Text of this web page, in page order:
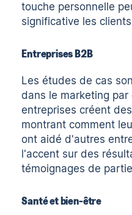
touche personnelle
significative les
Entreprises B2B
Les études de cas
dans le marketing par
entreprises créent
montrant comment
ont aidé d'autres
l'accent sur des
témoignages de
Santé et bien-être